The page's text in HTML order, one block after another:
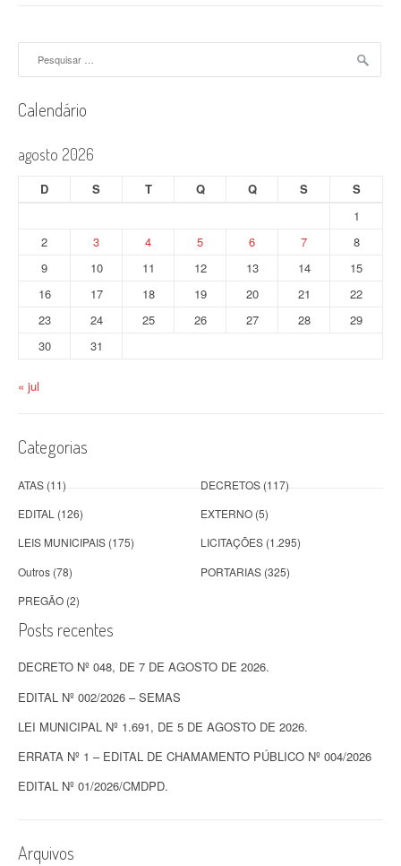
Calendário
agosto 2026
D S T Q Q S
S
1
2
3 4 5 6 7
8
9
10 11 12 13 14
15
16
17 18 19 20 21
22
23
24 25 26 27 28
29
30
31
« jul
Categorias
ATAS (11) DECRETOS (117)
EDITAL (126) EXTERNO (5)
LEIS MUNICIPAIS (175) LICITAÇÕES (1.295)
Outros (78) PORTARIAS (325)
PREGÃO (2)
Posts recentes
DECRETO Nº 048, DE 7 DE AGOSTO DE 2026.
EDITAL Nº 002/2026 – SEMAS
LEI MUNICIPAL Nº 1.691, DE 5 DE AGOSTO DE 2026.
ERRATA Nº 1 – EDITAL DE CHAMAMENTO PÚBLICO Nº 004/2026
EDITAL Nº 01/2026/CMDPD.
Arquivos